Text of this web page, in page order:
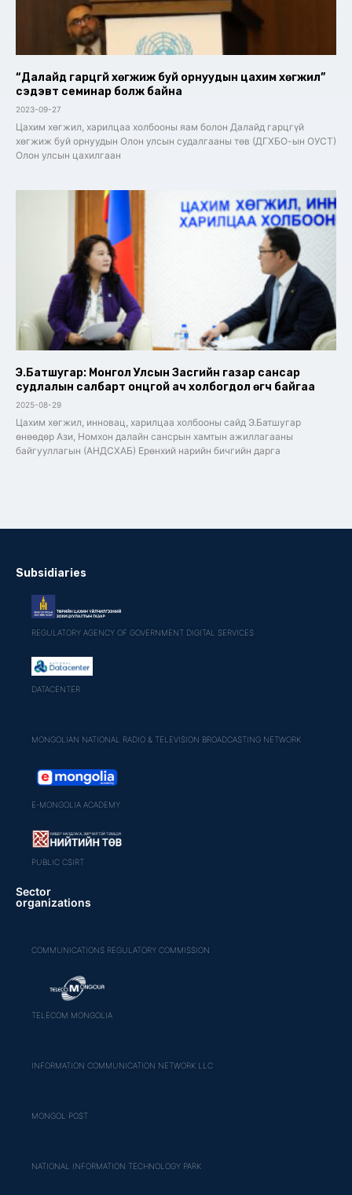
“Далайд гарцгүй хөгжиж буй орнуудын цахим хөгжил”
сэдэвт семинар болж байна
2023-09-27
Цахим хөгжил, харилцаа холбооны яам болон Далайд гарцгүй
хөгжиж буй орнуудын Олон улсын судалгааны төв (ДГХБО-ын ОУСТ)
Олон улсын цахилгаан
Э.Батшугар: Монгол Улсын Засгийн газар сансар
судлалын салбарт онцгой ач холбогдол өгч байгаа
2025-08-29
Цахим хөгжил, инновац, харилцаа холбооны сайд Э.Батшугар
өнөөдөр Ази, Номхон далайн сансрын хамтын ажиллагааны
байгууллагын (АНДСХАБ) Ерөнхий нарийн бичгийн дарга
Subsidiaries
REGULATORY AGENCY OF GOVERNMENT DIGITAL SERVICES
DATACENTER
MONGOLIAN NATIONAL RADIO & TELEVISION BROADCASTING NETWORK
E-MONGOLIA ACADEMY
PUBLIC CSIRT
Sector
organizations
COMMUNICATIONS REGULATORY COMMISSION
TELECOM MONGOLIA
INFORMATION COMMUNICATION NETWORK LLC
MONGOL POST
NATIONAL INFORMATION TECHNOLOGY PARK